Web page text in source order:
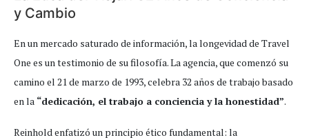
y Cambio
En un mercado saturado de información, la longevidad de Travel
One es un testimonio de su filosofía. La agencia, que comenzó su
camino el 21 de marzo de 1993, celebra 32 años de trabajo basado
en la “dedicación, el trabajo a conciencia y la honestidad”.
Reinhold enfatizó un principio ético fundamental: la